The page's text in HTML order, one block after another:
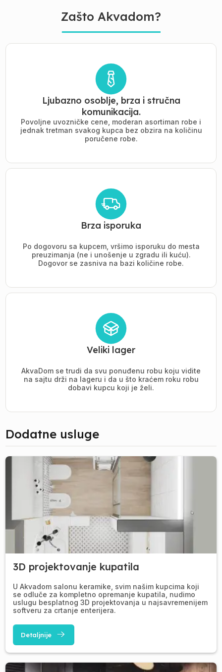
Zašto Akvadom?
Ljubazno osoblje, brza i stručna
komunikacija.
Povoljne uvozničke cene, moderan asortiman robe i
jednak tretman svakog kupca bez obzira na količinu
poručene robe.
Brza isporuka
Po dogovoru sa kupcem, vršimo isporuku do mesta
preuzimanja (ne i unošenje u zgradu ili kuću).
Dogovor se zasniva na bazi količine robe.
Veliki lager
AkvaDom se trudi da svu ponuđenu robu koju vidite
na sajtu drži na lageru i da u što kraćem roku robu
dobavi kupcu koji je želi.
Dodatne usluge
3D projektovanje kupatila
U Akvadom salonu keramike, svim našim kupcima koji
se odluče za kompletno opremanje kupatila, nudimo
uslugu besplatnog 3D projektovanja u najsavremenijem
softveru za crtanje enterijera.
Detaljnije